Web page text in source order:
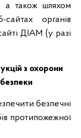
а також шляхом
органів
ДІАМ (у разі
з охорони
безпечні
протипожежної